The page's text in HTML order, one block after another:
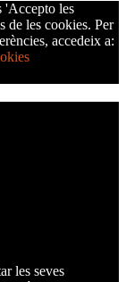
'Accepto les
de les cookies. Per
accedeix a:
les seves